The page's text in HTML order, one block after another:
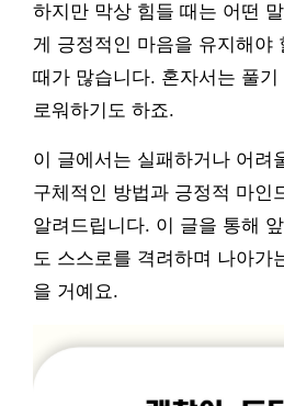
하지만 막상 힘들 때는 어떤
게 긍정적인 마음을 유지해야
때가 많습니다. 혼자서는 풀기
로워하기도 하죠.
이 글에서는 실패하거나 어려
구체적인 방법과 긍정적 마인
알려드립니다. 이 글을 통해
도 스스로를 격려하며 나아가
을 거예요.